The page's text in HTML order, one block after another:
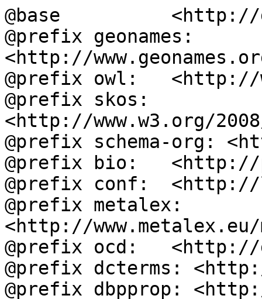
@base          <http://
@prefix geonames:
<http://
@prefix owl:   <http://
@prefix skos:
<http://www.w3.org/
@prefix schema-org:
@prefix bio:
@prefix conf:  <http://
@prefix metalex:
<http://
@prefix ocd:
@prefix dcterms:
@prefix dbpprop: